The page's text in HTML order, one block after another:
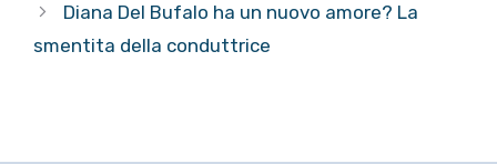
Diana Del Bufalo ha un nuovo amore? La
smentita della conduttrice